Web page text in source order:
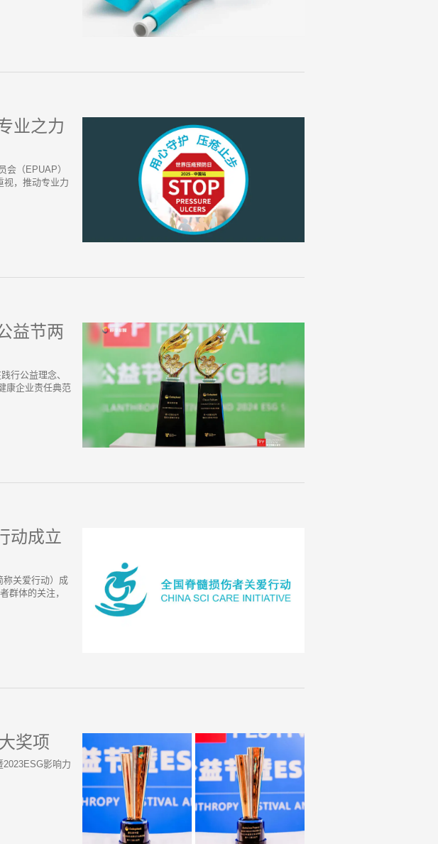
业之力
会（EPUAP）
视，推动专业力
益节两
行公益理念、
康企业责任典范
动成立
称关爱行动）成
群体的关注，
奖项
2023ESG影响力